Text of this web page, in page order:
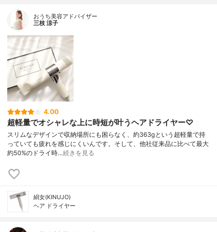
おうち美容アドバイザー
三枝 涼子
4.00
超軽量でオシャレな上に時短が叶うヘアドライヤー♡
スリムなデザインで 収納場所にも困らなく、 約363gという超軽量で 持
っていても疲れを感じにくいんです。 そして、他社従来品に比べて 最大
約50%のドライ時…続きを見る
絹女(KINUJO)
ヘア ドライヤー